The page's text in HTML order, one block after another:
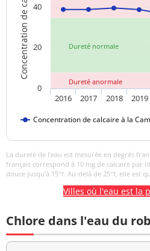
néphélométrique NFU
Dureté normale
Dureté anormale
Concentration de calcaire
Concentration de calcaire à la
2016 2017 2018 2019
0
20
40
La dureté de l’eau est mesurée en degrés
français correspond à 10 mg de calcaire par
douce jusqu’à 15°f. Au-delà de 25°f, elle est
Villes où l'eau est la
Chlore dans l'eau du